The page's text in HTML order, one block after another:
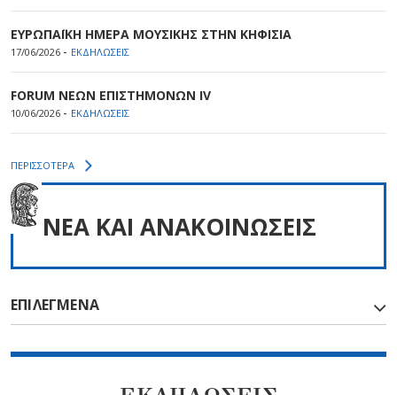
ΕΥΡΩΠΑΪΚΗ ΗΜΕΡΑ ΜΟΥΣΙΚΗΣ ΣΤΗΝ ΚΗΦΙΣΙΑ
17/06/2026 - ΕΚΔΗΛΩΣΕΙΣ
FORUM ΝΕΩΝ ΕΠΙΣΤΗΜΟΝΩΝ IV
10/06/2026 - ΕΚΔΗΛΩΣΕΙΣ
ΠΕΡΙΣΣΟΤΕΡΑ
NEA ΚΑΙ ΑΝΑΚΟΙΝΩΣΕΙΣ
ΕΠΙΛΕΓΜΕΝΑ